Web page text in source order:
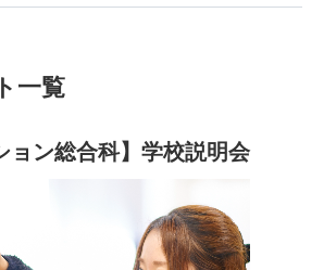
一覧
ョン総合科】学校説明会